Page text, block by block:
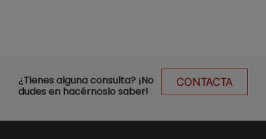
CONTACTA
¿Tienes alguna consulta? ¡No
dudes en hacérnoslo saber!